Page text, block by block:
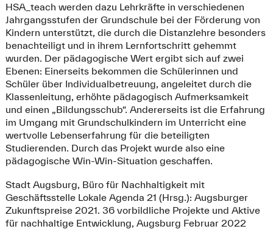
HSA_teach werden dazu Lehrkräfte in verschiedenen
Jahrgangsstufen der Grundschule bei der Förderung von
Kindern unterstützt, die durch die Distanzlehre besonders
benachteiligt und in ihrem Lernfortschritt gehemmt
wurden. Der pädagogische Wert ergibt sich auf zwei
Ebenen: Einerseits bekommen die Schülerinnen und
Schüler über Individualbetreuung, angeleitet durch die
Klassenleitung, erhöhte pädagogisch Aufmerksamkeit
und einen „Bildungsschub“. Andererseits ist die Erfahrung
im Umgang mit Grundschulkindern im Unterricht eine
wertvolle Lebenserfahrung für die beteiligten
Studierenden. Durch das Projekt wurde also eine
pädagogische Win-Win-Situation geschaffen.
Stadt Augsburg, Büro für Nachhaltigkeit mit
Geschäftsstelle Lokale Agenda 21 (Hrsg.): Augsburger
Zukunftspreise 2021 36 vorbildliche Projekte und Aktive
für nachhaltige Entwicklung, Augsburg Februar 2022